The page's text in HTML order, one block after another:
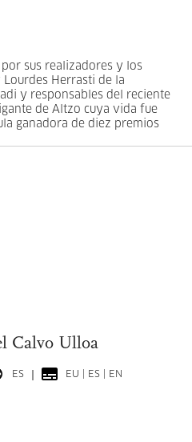
sus realizadores y los
Lourdes Herrasti de la
y responsables del reciente
de Altzo cuya vida fue
ganadora de diez premios
Calvo Ulloa
ES EU | ES | EN